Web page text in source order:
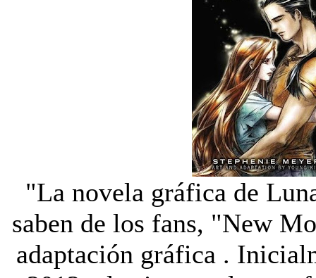
"La novela gráfica de
saben de los fans, "New
adaptación gráfica .